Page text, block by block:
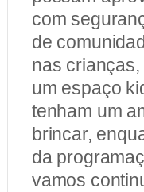
com
de
nas
um espaço
tenham um
brincar,
da
vamos